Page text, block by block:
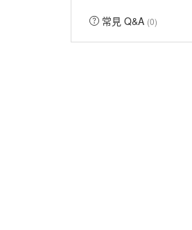
常見 Q&A (0)